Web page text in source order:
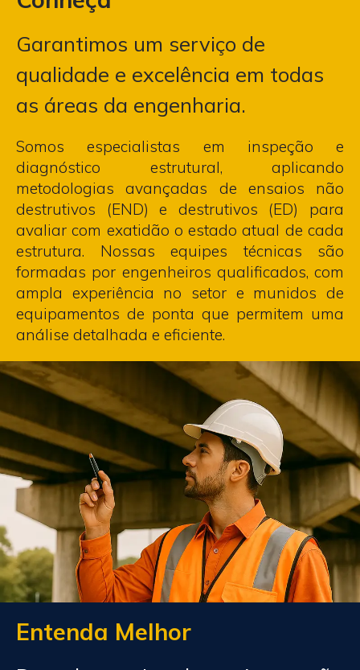
Garantimos um serviço de
qualidade e excelência em todas
as áreas da engenharia.
Somos especialistas em inspeção e
diagnóstico estrutural, aplicando
metodologias avançadas de ensaios não
destrutivos (END) e destrutivos (ED) para
avaliar com exatidão o estado atual de cada
estrutura. Nossas equipes técnicas são
formadas por engenheiros qualificados, com
ampla experiência no setor e munidos de
equipamentos de ponta que permitem uma
análise detalhada e eficiente.
Entenda Melhor